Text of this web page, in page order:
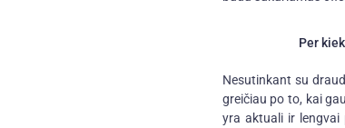
Per
Nesutinkant su
greičiau po to, kai
yra aktuali ir lengvai